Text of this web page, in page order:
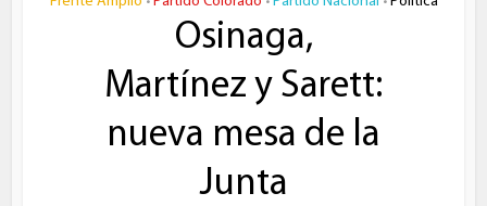
• • •
Osinaga,
Martínez y Sarett:
nueva mesa de la
Junta